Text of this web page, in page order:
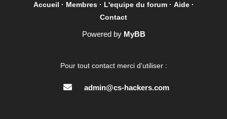
Accueil · Membres· L'equipe du forum· Aide·
Contact
Powered by MyBB
Pour tout contact merci d'utiliser :
admin@cs-hackers.com